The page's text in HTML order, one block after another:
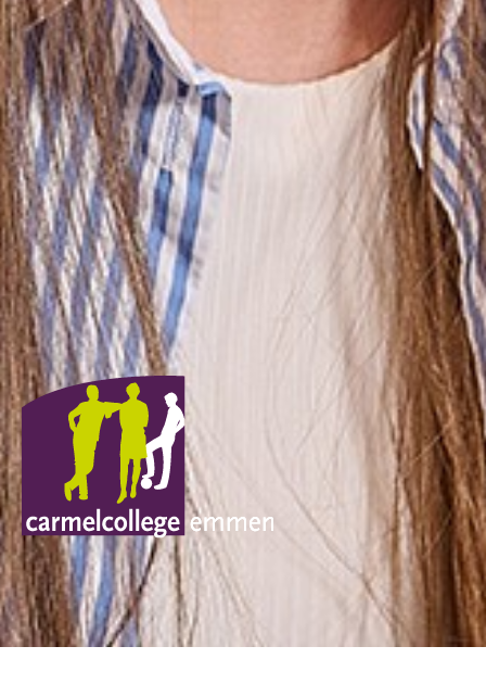
Aanmelden voor de Somtoday-
ouderapp
Ouder- en leerlingparticipatie
Ouders login
Gala en diploma
Open dag